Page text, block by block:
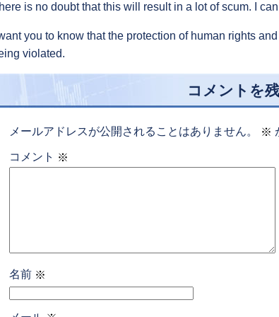
is no doubt that this will result in a lot of scum. I
want you to know that the protection of human rights
violated.
コメントを
メールアドレスが公開されることはありません。 ※
コメント ※
名前 ※